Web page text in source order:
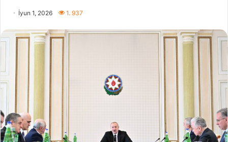
İyun 1, 2026 1. 937